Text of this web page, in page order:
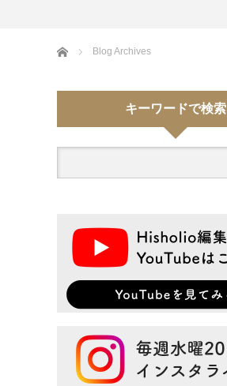
Home Blog Archives
キーワードで検索